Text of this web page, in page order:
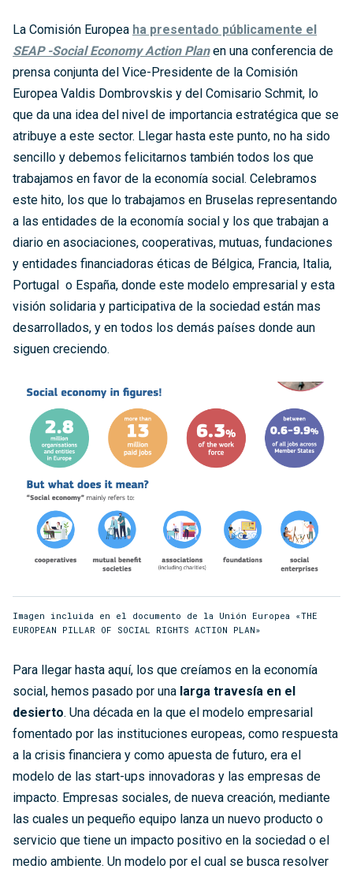
La Comisión Europea ha presentado públicamente el
SEAP -Social Economy Action Planen una conferencia de
prensa conjunta del Vice-Presidente de la Comisión
Europea Valdis Dombrovskis y del Comisario Schmit, lo
que da una idea del nivel de importancia estratégica que se
atribuye a este sector. Llegar hasta este punto, no ha sido
sencillo y debemos felicitarnos también todos los que
trabajamos en favor de la economía social. Celebramos
este hito, los que lo trabajamos en Bruselas representando
a las entidades de la economía social y los que trabajan a
diario en asociaciones, cooperativas, mutuas, fundaciones
y entidades financiadoras éticas de Bélgica, Francia, Italia,
Portugal o España, donde este modelo empresarial y esta
visión solidaria y participativa de la sociedad están mas
desarrollados, y en todos los demás países donde aun
siguen creciendo.
Imagen incluida en el documento de la Unión Europea «THE
EUROPEAN PILLAR OF SOCIAL RIGHTS ACTION PLAN»
Para llegar hasta aquí, los que creíamos en la economía
social, hemos pasado por una larga travesía en el
desierto. Una década en la que el modelo empresarial
fomentado por las instituciones europeas, como respuesta
a la crisis financiera y como apuesta de futuro, era el
modelo de las start-ups innovadoras y las empresas de
impacto. Empresas sociales, de nueva creación, mediante
las cuales un pequeño equipo lanza un nuevo producto o
servicio que tiene un impacto positivo en la sociedad o el
medio ambiente. Un modelo por el cual se busca resolver